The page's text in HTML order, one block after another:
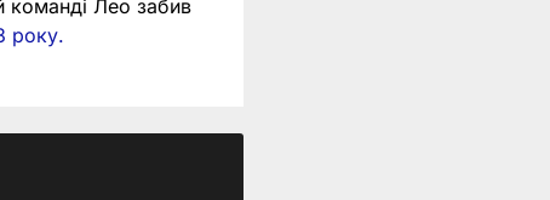
команді Лео забив
року.